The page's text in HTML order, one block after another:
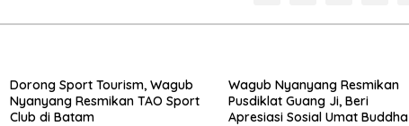
Dorong Sport Tourism, Wagub
Nyanyang Resmikan TAO Sport
Club di Batam
Wagub Nyanyang Resmikan
Pusdiklat Guang Ji, Beri
Apresiasi Sosial Umat Buddha